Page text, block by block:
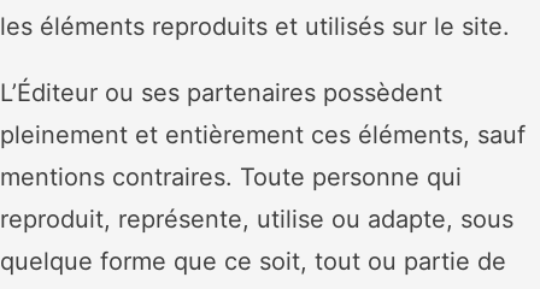
les éléments reproduits et utilisés sur le site.
L’Éditeur ou ses partenaires possèdent
pleinement et entièrement ces éléments, sauf
mentions contraires. Toute personne qui
reproduit, représente, utilise ou adapte, sous
quelque forme que ce soit, tout ou partie de